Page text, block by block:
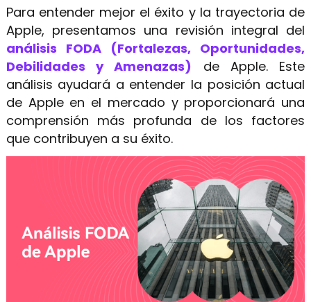
Centro de ayuda
Qué hay de nuevo
Descarga
Precios
Para entender mejor el éxito y la trayectoria de
Apple, presentamos una revisión integral del
análisis FODA (Fortalezas, Oportunidades,
Debilidades y Amenazas) de Apple. Este
análisis ayudará a entender la posición actual
de Apple en el mercado y proporcionará una
comprensión más profunda de los factores
que contribuyen a su éxito.